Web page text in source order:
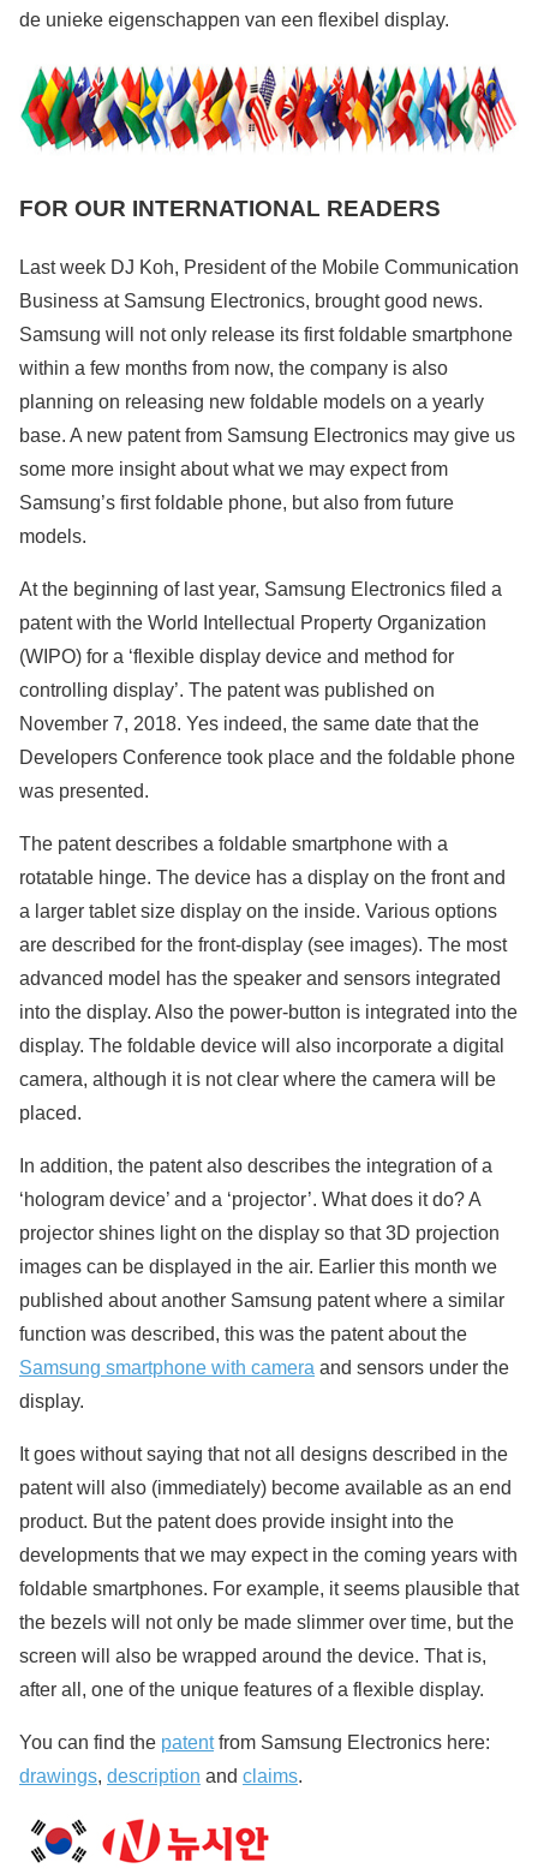
de unieke eigenschappen van een flexibel display.
FOR OUR INTERNATIONAL READERS
Last week DJ Koh, President of the Mobile Communication
Business at Samsung Electronics, brought good news.
Samsung will not only release its first foldable smartphone
within a few months from now, the company is also
planning on releasing new foldable models on a yearly
base. A new patent from Samsung Electronics may give us
some more insight about what we may expect from
Samsung’s first foldable phone, but also from future
models.
At the beginning of last year, Samsung Electronics filed a
patent with the World Intellectual Property Organization
(WIPO) for a ‘flexible display device and method for
controlling display’. The patent was published on
November 7, 2018. Yes indeed, the same date that the
Developers Conference took place and the foldable phone
was presented.
The patent describes a foldable smartphone with a
rotatable hinge. The device has a display on the front and
a larger tablet size display on the inside. Various options
are described for the front-display (see images). The most
advanced model has the speaker and sensors integrated
into the display. Also the power-button is integrated into the
display. The foldable device will also incorporate a digital
camera, although it is not clear where the camera will be
placed.
In addition, the patent also describes the integration of a
‘hologram device’ and a ‘projector’. What does it do? A
projector shines light on the display so that 3D projection
images can be displayed in the air. Earlier this month we
published about another Samsung patent where a similar
function was described, this was the patent about the
Samsung smartphone with camera and sensors under the
display.
It goes without saying that not all designs described in the
patent will also (immediately) become available as an end
product. But the patent does provide insight into the
developments that we may expect in the coming years with
foldable smartphones. For example, it seems plausible that
the bezels will not only be made slimmer over time, but the
screen will also be wrapped around the device. That is,
after all, one of the unique features of a flexible display.
You can find the patentfrom Samsung Electronics here:
drawings, description and claims.